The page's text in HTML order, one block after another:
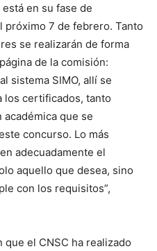
en su fase de
próximo 7 de febrero. Tanto
se realizarán de forma
de la comisión:
sistema SIMO, allí se
certificados, tanto
que se
concurso. Lo más
adecuadamente el
aquello que desea, sino
con los requisitos”,
que el CNSC ha realizado